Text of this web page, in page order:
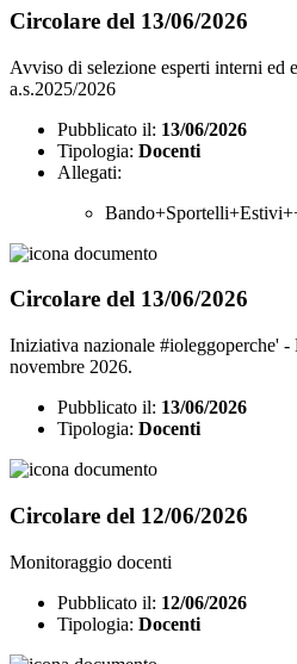
Circolare del 13/06/2026
Avviso di selezione esperti interni ed
a.s.2025/2026
Pubblicato il: 13/06/2026
Tipologia: Docenti
Allegati:
Circolare del 13/06/2026
Iniziativa nazionale #ioleggoperche'
novembre 2026.
Pubblicato il: 13/06/2026
Tipologia: Docenti
Circolare del 12/06/2026
Monitoraggio docenti
Pubblicato il: 12/06/2026
Tipologia: Docenti